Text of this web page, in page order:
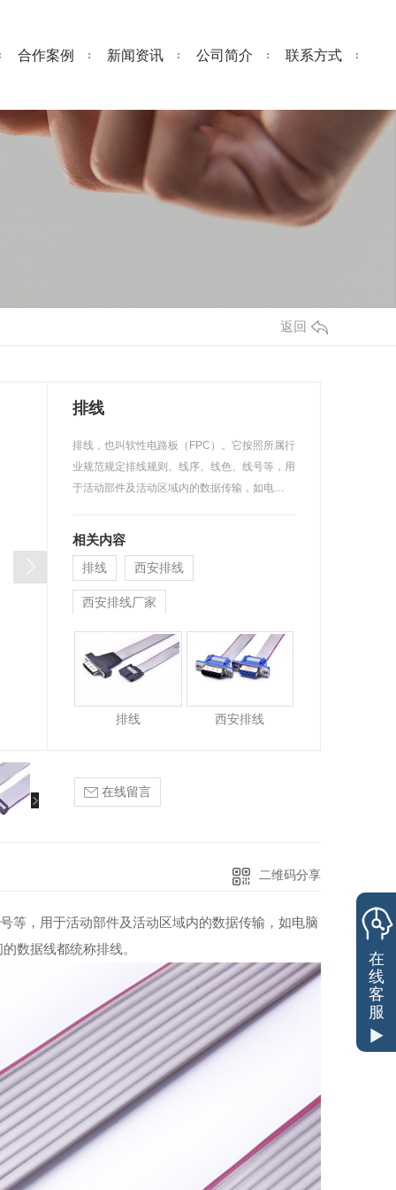
合作案例 新闻资讯 公司简介 联系方式
返回
排线
排线，也叫软性电路板（FPC）。它按照所属行
业规范规定排线规则、线序、线色、线号等，用
于活动部件及活动区域内的数据传输，如电…
相关内容
排线 西安排线
西安排线厂家
排线 西安排线
在线留言
二维码分享
等，用于活动部件及活动区域内的数据传输，如电脑
数据线都统称排线。
在
线
客
服